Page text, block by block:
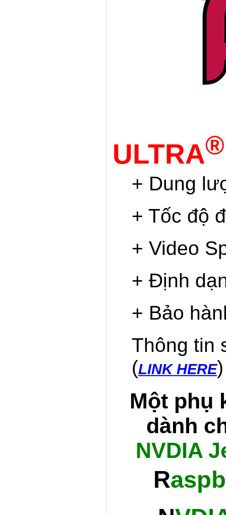
ULTRA®
+ Dung
+ Tốc độ
+ Video
+ Định
+ Bảo
Thông tin
(LINK HERE)
Một phụ
dành
NVDIA
R